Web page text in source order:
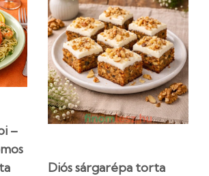
–
Diós sárgarépa torta